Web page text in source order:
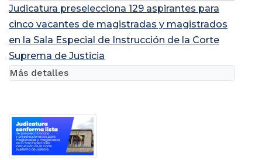
Judicatura preselecciona 129 aspirantes para
cinco vacantes de magistradas y magistrados
en la Sala Especial de Instrucción de la Corte
Suprema de Justicia
Más detalles